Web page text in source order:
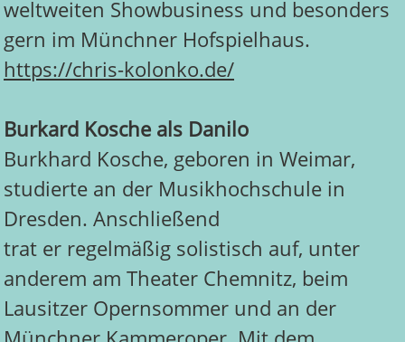
weltweiten Showbusiness und besonders
gern im Münchner Hofspielhaus.
https://chris-kolonko.de/
Burkard Kosche als Danilo
Burkhard Kosche, geboren in Weimar,
studierte an der Musikhochschule in
Dresden. Anschließend
trat er regelmäßig solistisch auf, unter
anderem am Theater Chemnitz, beim
Lausitzer Opernsommer und an der